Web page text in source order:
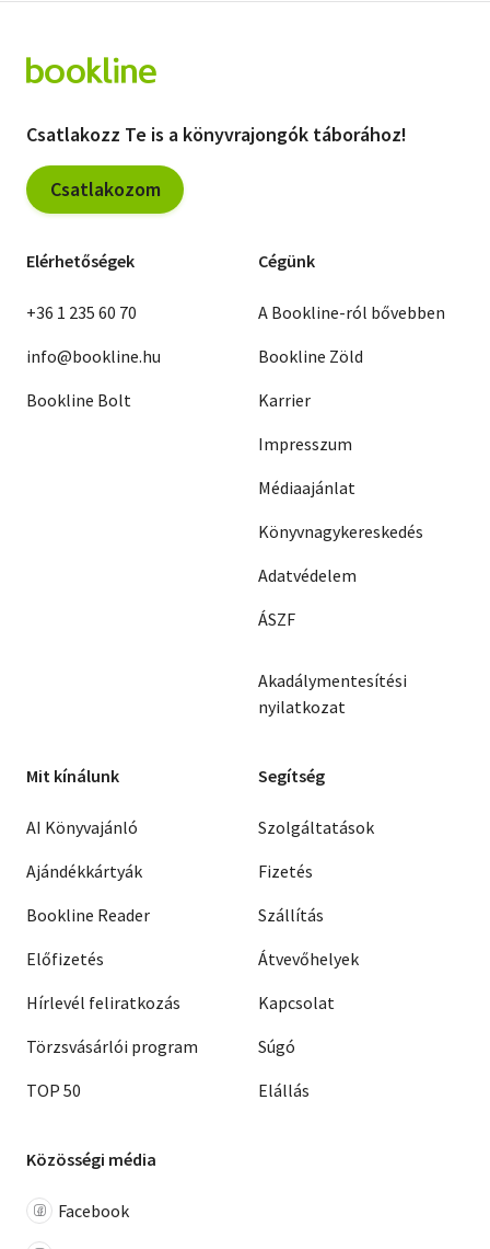
Csatlakozz Te is a könyvrajongók táborához!
Csatlakozom
Elérhetőségek
+36 1 235 60 70
info@bookline.hu
Bookline Bolt
Cégünk
A Bookline-ról bővebben
Bookline Zöld
Karrier
Impresszum
Médiaajánlat
Könyvnagykereskedés
Adatvédelem
ÁSZF
Akadálymentesítési
nyilatkozat
Mit kínálunk
AI Könyvajánló
Ajándékkártyák
Bookline Reader
Előfizetés
Hírlevél feliratkozás
Törzsvásárlói program
TOP 50
Segítség
Szolgáltatások
Fizetés
Szállítás
Átvevőhelyek
Kapcsolat
Súgó
Elállás
Közösségi média
Facebook